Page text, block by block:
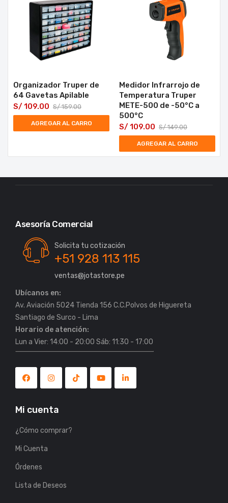
Organizador Truper de
64 Gavetas Apilable
S/159.00
S/109.00
AGREGAR AL CARRO
Medidor Infrarrojo de
Temperatura Truper
METE-500 de -50°C a
500°C
S/149.00
S/109.00
AGREGAR AL CARRO
Asesoría Comercial
Solicita tu cotización
+51 928 113 115
ventas@jotastore.pe
Ubícanos en:
Av. Aviación 5024 Tienda 156 C.C.Polvos de Higuereta
Horario de atención:
Lun a Vier: 14:00 - 20:00 Sáb: 11:30 - 17:00
Mi cuenta
¿Cómo comprar?
Mi Cuenta
Órdenes
Lista de Deseos